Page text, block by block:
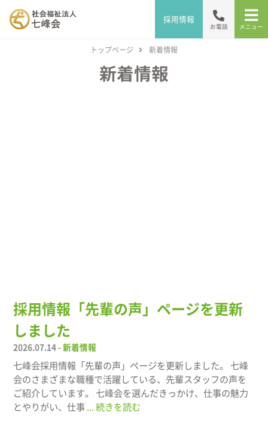
採用情報
お電話 メニュー
トップページ 新着情報
新着情報
採用情報「先輩の声」ページを更新
しました
2026.07.14 -新着情報
七峰会採用情報「先輩の声」ページを更新しました。 七峰
会のさまざまな職種で活躍している、先輩スタッフの声を
ご紹介しています。 七峰会を選んだきっかけ、仕事の魅力
とやりがい、仕事 ... 続きを読む